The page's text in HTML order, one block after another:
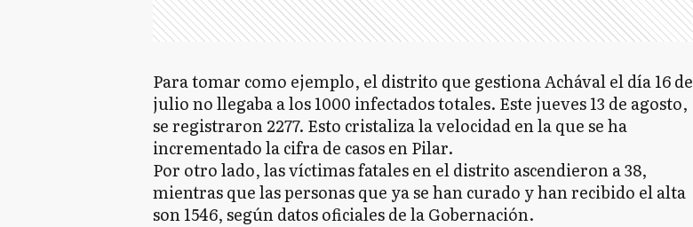
Para tomar como ejemplo, el distrito que gestiona Achával el día 16 de
julio no llegaba a los 1000 infectados totales. Este jueves 13 de agosto,
se registraron 2277. Esto cristaliza la velocidad en la que se ha
incrementado la cifra de casos en Pilar.
Por otro lado, las víctimas fatales en el distrito ascendieron a 38,
mientras que las personas que ya se han curado y han recibido el alta
son 1546, según datos oficiales de la Gobernación.